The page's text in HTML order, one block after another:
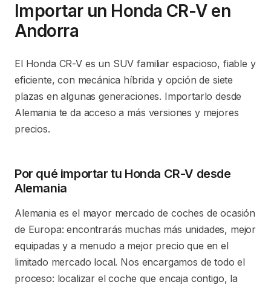
Importar un Honda CR-V en
Andorra
El Honda CR-V es un SUV familiar espacioso, fiable y
eficiente, con mecánica híbrida y opción de siete
plazas en algunas generaciones. Importarlo desde
Alemania te da acceso a más versiones y mejores
precios.
Por qué importar tu Honda CR-V desde
Alemania
Alemania es el mayor mercado de coches de ocasión
de Europa: encontrarás muchas más unidades, mejor
equipadas y a menudo a mejor precio que en el
limitado mercado local. Nos encargamos de todo el
proceso: localizar el coche que encaja contigo, la